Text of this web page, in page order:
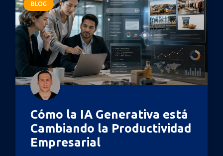
BLOG
Cómo la IA Generativa está
Cambiando la Productividad
Empresarial